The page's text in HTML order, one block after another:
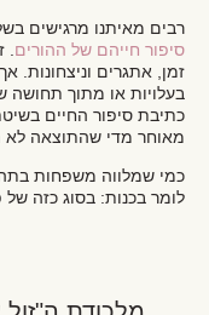
רבים מאיתנו מרגישים
סיפור חייהם של ההורים
זמן, אתגרים וניצחונות.
בעלויות או מתוך
מאוחר מדי שהתוצאה
כמי שמלווה משפחות
לומר בכנות: בסוג כזה של